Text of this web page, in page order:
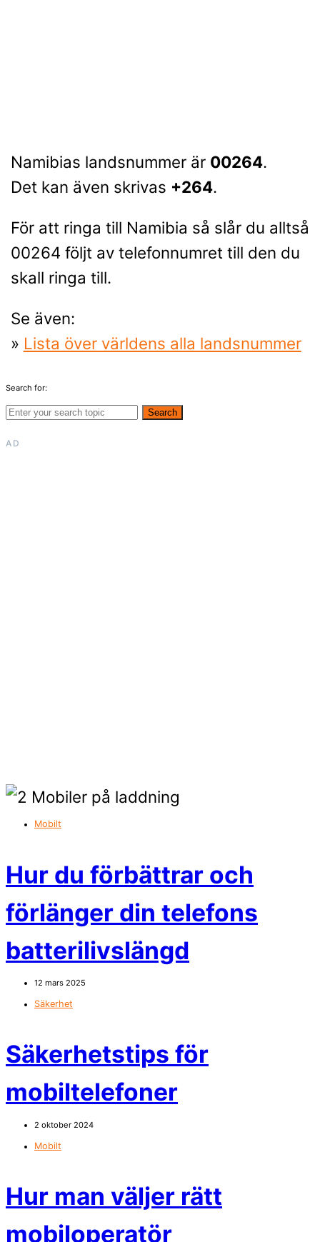
Namibias landsnummer är 00264.
Det kan även skrivas +264.
För att ringa till Namibia så slår du alltså
00264 följt av telefonnumret till den du
skall ringa till.
Se även:
» Lista över världens alla landsnummer
Search for:
Search
AD
Mobilt
Hur du förbättrar och
förlänger din telefons
batterilivslängd
12 mars 2025
Säkerhet
Säkerhetstips för
mobiltelefoner
2 oktober 2024
Mobilt
Hur man väljer rätt
mobiloperatör